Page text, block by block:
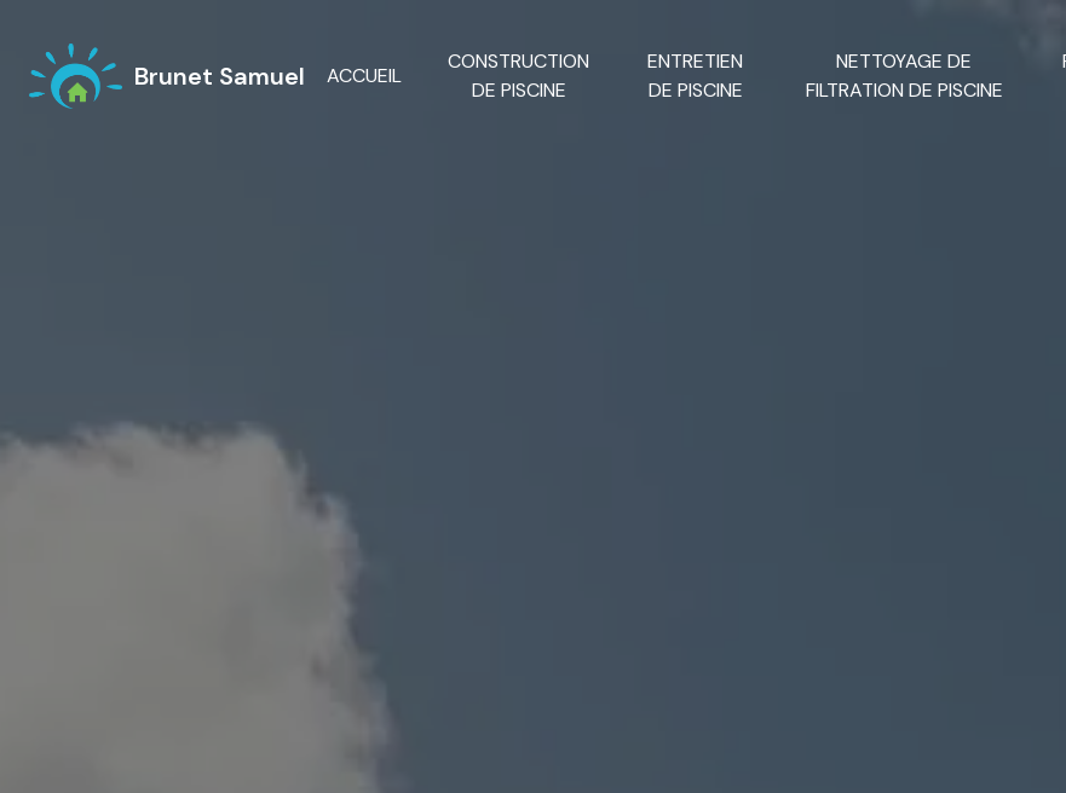
Brunet Samuel ACCUEIL
CONSTRUCTION
DE PISCINE
ENTRETIEN
DE PISCINE
NETTOYAGE DE
FILTRATION DE PISCINE